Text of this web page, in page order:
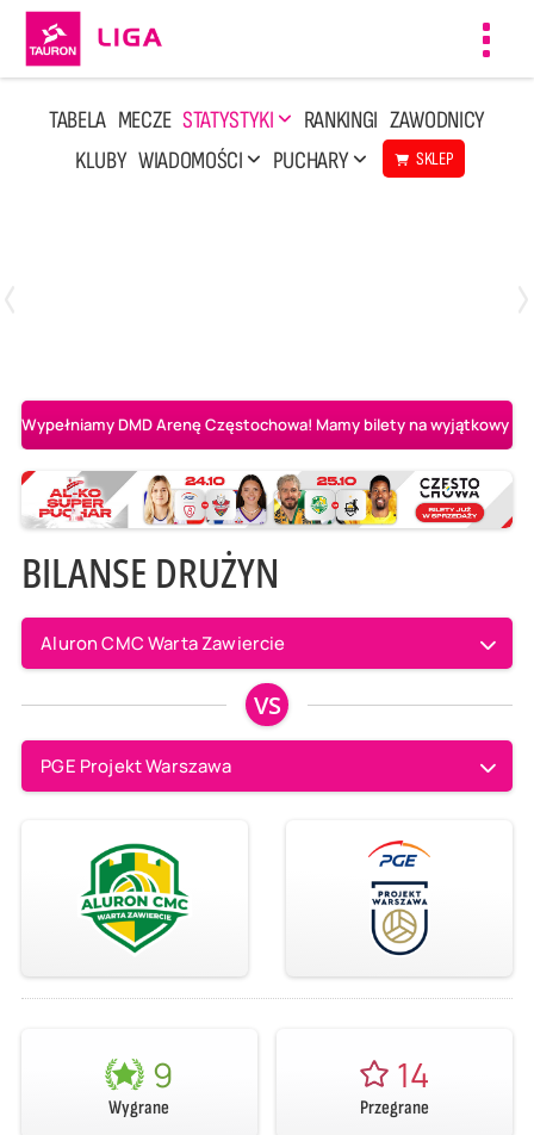
TABELA MECZE STATYSTYKI RANKINGI ZAWODNICY
KLUBY WIADOMOŚCI PUCHARY SKLEP
Wypełniamy DMD Arenę Częstochowa! Mamy bilety na wyjątkowy
BILANSE DRUŻYN
Aluron CMC Warta Zawiercie
VS
PGE Projekt Warszawa
9
Wygrane
14
Przegrane